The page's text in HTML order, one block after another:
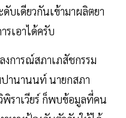
บเดียวกันเข้ามาผลิตยา
เอาได้ครับ
การณ์สภาเภสัชกรรม
านานนท์ นายกสภา
พิราเวียร์ ก็พบข้อมูลที่คน